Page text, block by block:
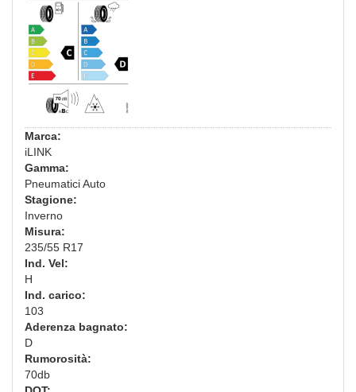
Marca:
iLINK
Gamma:
Pneumatici Auto
Stagione:
Inverno
Misura:
235/55 R17
Ind. Vel:
H
Ind. carico:
103
Aderenza bagnato:
D
Rumorosità:
70db